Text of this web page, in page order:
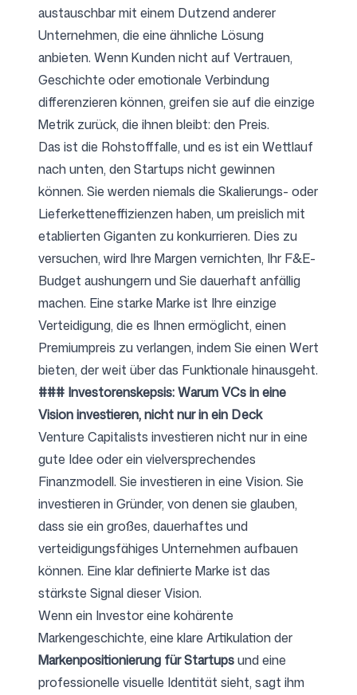
austauschbar mit einem Dutzend anderer
Unternehmen, die eine ähnliche Lösung
anbieten. Wenn Kunden nicht auf Vertrauen,
Geschichte oder emotionale Verbindung
differenzieren können, greifen sie auf die einzige
Metrik zurück, die ihnen bleibt: den Preis.
Das ist die Rohstofffalle, und es ist ein Wettlauf
nach unten, den Startups nicht gewinnen
können. Sie werden niemals die Skalierungs- oder
Lieferketteneffizienzen haben, um preislich mit
etablierten Giganten zu konkurrieren. Dies zu
versuchen, wird Ihre Margen vernichten, Ihr F&E-
Budget aushungern und Sie dauerhaft anfällig
machen. Eine starke Marke ist Ihre einzige
Verteidigung, die es Ihnen ermöglicht, einen
Premiumpreis zu verlangen, indem Sie einen Wert
bieten, der weit über das Funktionale hinausgeht.
### Investorenskepsis: Warum VCs in eine
Vision investieren, nicht nur in ein Deck
Venture Capitalists investieren nicht nur in eine
gute Idee oder ein vielversprechendes
Finanzmodell. Sie investieren in eine Vision. Sie
investieren in Gründer, von denen sie glauben,
dass sie ein großes, dauerhaftes und
verteidigungsfähiges Unternehmen aufbauen
können. Eine klar definierte Marke ist das
stärkste Signal dieser Vision.
Wenn ein Investor eine kohärente
Markengeschichte, eine klare Artikulation der
Markenpositionierung für Startupsund eine
professionelle visuelle Identität sieht, sagt ihm